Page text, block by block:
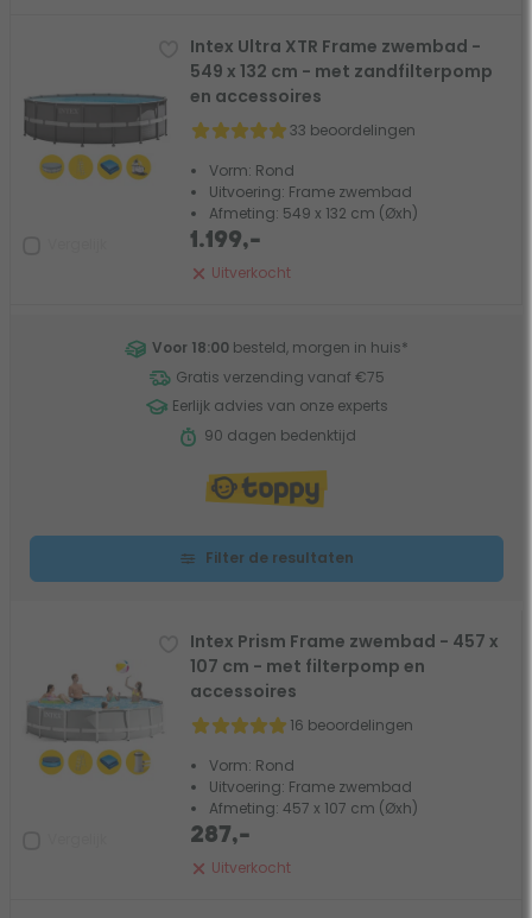
Intex Ultra XTR Frame zwembad -
549 x 132 cm - met zandfilterpomp
en accessoires
33 beoordelingen
Vorm: Rond
Uitvoering: Frame zwembad
Afmeting: 549 x 132 cm (Øxh)
Uitverkocht
1.199,-
Voor 18:00 besteld, morgen in huis*
Gratis verzending vanaf €75
Eerlijk advies van onze experts
90 dagen bedenktijd
Filter de resultaten
Intex Prism Frame zwembad - 457 x
107 cm - met filterpomp en
accessoires
16 beoordelingen
Vorm: Rond
Uitvoering: Frame zwembad
Afmeting: 457 x 107 cm (Øxh)
Uitverkocht
287,-